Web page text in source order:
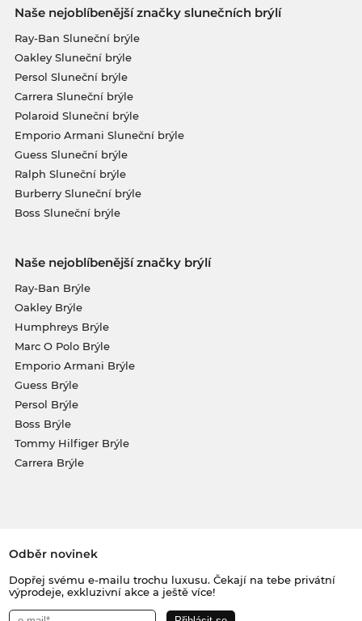
Naše nejoblíbenější značky slunečních brýlí
Ray-Ban Sluneční brýle
Oakley Sluneční brýle
Persol Sluneční brýle
Carrera Sluneční brýle
Polaroid Sluneční brýle
Emporio Armani Sluneční brýle
Guess Sluneční brýle
Ralph Sluneční brýle
Burberry Sluneční brýle
Boss Sluneční brýle
Naše nejoblíbenější značky brýlí
Ray-Ban Brýle
Oakley Brýle
Humphreys Brýle
Marc O Polo Brýle
Emporio Armani Brýle
Guess Brýle
Persol Brýle
Boss Brýle
Tommy Hilfiger Brýle
Carrera Brýle
Odběr novinek
Dopřej svému e-mailu trochu luxusu. Čekají na tebe privátní
výprodeje, exkluzivní akce a ještě více!